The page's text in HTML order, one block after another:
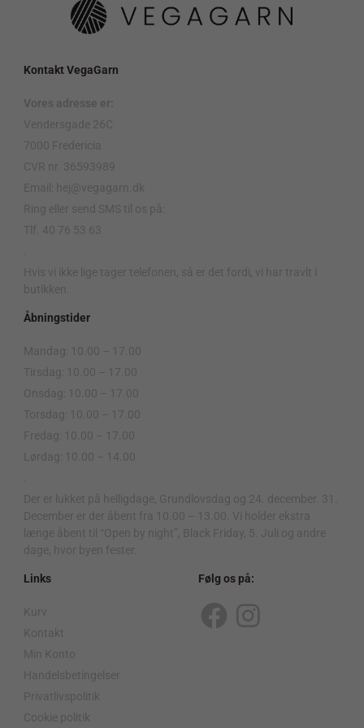
Kontakt VegaGarn
Vores adresse er:
Vendersgade 26C
7000 Fredericia
CVR nr. 36593989
Email: hej@vegagarn.dk
Ring eller send SMS til os på:
Tlf. 40 76 53 63
Hvis vi ikke lige tager telefonen, så er det fordi, vi har travlt i
butikken.
Åbningstider
Mandag: 10.00 – 17.00
Tirsdag: 10.00 – 17.00
Onsdag: 10.00 – 17.00
Torsdag: 10.00 – 17.00
Fredag: 10.00 – 17.00
Lørdag: 10.00 – 14.00
Der er lukket på helligdage, Grundlovsdag og 24. december. 31.
December er der åbent fra 10.00 – 13.00. Vi holder ekstra
længe åbent til “Open by night”, Black Friday, 5. Juli og andre
dage, hvor byen fester.
Links
Kurv
Kontakt
Min Konto
Handelsbetingelser
Privatlivspolitik
Cookie politik
Følg os på:
F
I